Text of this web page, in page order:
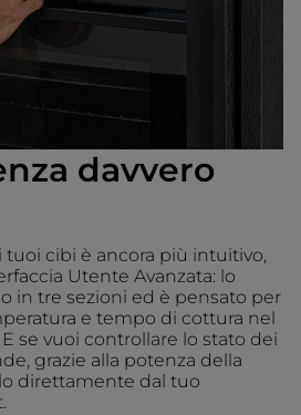
davvero
tuoi cibi è ancora più intuitivo,
Utente Avanzata: lo
in tre sezioni ed è pensato per
e tempo di cottura nel
se vuoi controllare lo stato dei
grazie alla potenza della
direttamente dal tuo